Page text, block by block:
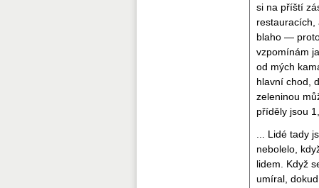
si na příští
restauracích,
blaho —
vzpomínám
od mých
hlavní chod,
zeleninou
příděly jsou
... Lidé tady
nebolelo,
lidem. Když
umíral,